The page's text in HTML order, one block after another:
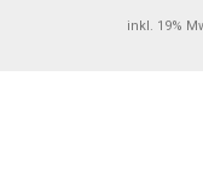
inkl. 19%